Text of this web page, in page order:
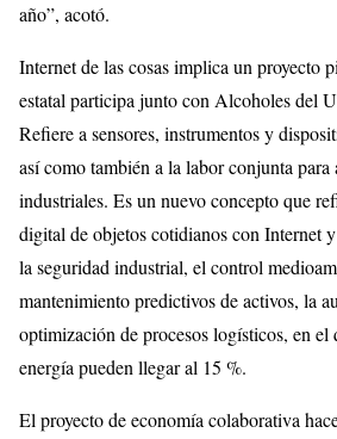
año”, acotó.
Internet de las cosas implica un proyecto
estatal participa junto con Alcoholes del
Refiere a sensores, instrumentos y
así como también a la labor conjunta para
industriales. Es un nuevo concepto que
digital de objetos cotidianos con Internet
la seguridad industrial, el control
mantenimiento predictivos de activos, la
optimización de procesos logísticos, en el
energía pueden llegar al 15 %.
El proyecto de economía colaborativa